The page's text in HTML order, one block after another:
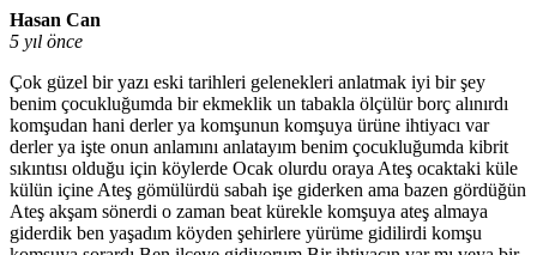
Hasan Can
5 yıl önce
Çok güzel bir yazı eski tarihleri gelenekleri anlatmak iyi bir şey
benim çocukluğumda bir ekmeklik un tabakla ölçülür borç alınırdı
komşudan hani derler ya komşunun komşuya ürüne ihtiyacı var
derler ya işte onun anlamını anlatayım benim çocukluğumda kibrit
sıkıntısı olduğu için köylerde Ocak olurdu oraya Ateş ocaktaki küle
külün içine Ateş gömülürdü sabah işe giderken ama bazen gördüğün
Ateş akşam sönerdi o zaman beat kürekle komşuya ateş almaya
giderdik ben yaşadım köyden şehirlere yürüme gidilirdi komşu